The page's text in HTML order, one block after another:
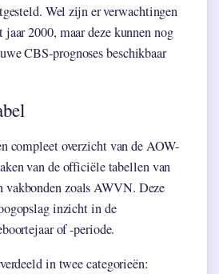
Wel zijn er verwachtingen
2000, maar deze kunnen nog
CBS-prognoses beschikbaar
compleet overzicht van de AOW-
van de officiële tabellen van
vakbonden zoals AWVN. Deze
inzicht in de
of -periode.
in twee categorieën: